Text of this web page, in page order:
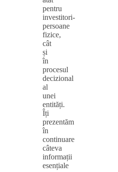
pentru
investitori-
persoane
fizice,
cât
și
în
procesul
decizional
al
unei
entități.
Îți
prezentăm
în
continuare
câteva
informații
esențiale